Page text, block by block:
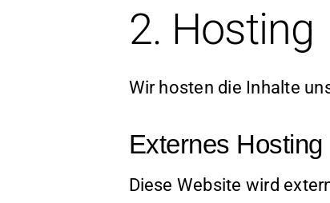
2. Hosting
Wir hosten die Inhalte
Externes Hosting
Diese Website wird